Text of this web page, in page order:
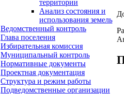
территории
Анализ состояния и
использования земель
Ведомственный контроль
Глава поселения
Избирательная комиссия
Муниципальный контроль
Нормативные документы
Проектная документация
Структура и режим работы
Подведомственные организации